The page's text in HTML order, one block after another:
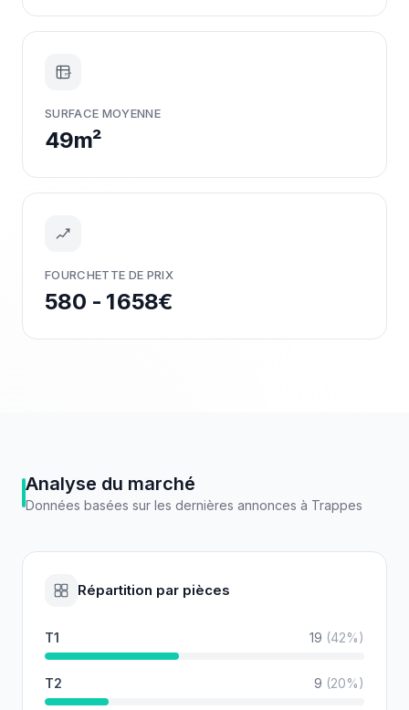
m²
SURFACE MOYENNE
49m²
FOURCHETTE DE PRIX
580 - 1 658€
Analyse du marché
Données basées sur les dernières annonces à Trappes
Répartition par pièces
T1 19 (42%)
T2 9 (20%)